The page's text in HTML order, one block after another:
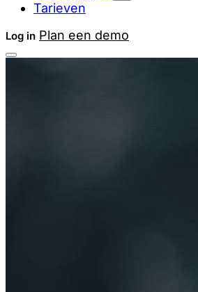
Tarieven
Log in Plan een demo